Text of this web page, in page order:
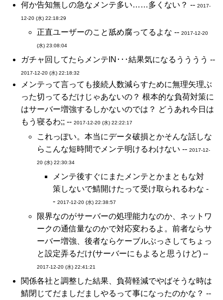
何か告知無しの急なメンテ多い……多くない？ -- 2017-
12-20 (水) 22:18:29
正直ユーザーのこと舐め腐ってるよな -- 2017-12-20
(水) 23:08:04
ガチャ回してたらメンテIN･･･結果気になるうううう --
2017-12-20 (水) 22:18:32
メンテって言っても接続人数減らすために無理矢理ぶ
った切ってるだけじゃあないの？ 根本的な負荷対策に
はサーバー増強するしかないのでは？ どうあれ今日は
もう寝るわ;; -- 2017-12-20 (水) 22:22:17
これっぽい。本当にデータ破損とかそんな話しな
らこんな短時間でメンテ明けるわけない -- 2017-12-
20 (水) 22:30:34
メンテ後すぐにまたメンテとかまともな対
策しないで鯖開けたって受け取られるわな -
- 2017-12-20 (水) 22:38:57
限界なのがサーバーの処理能力なのか、ネットワ
ークの通信量なのかで対応変わるよ。前者ならサ
ーバー増強、後者ならケーブルぶっさしてちょっ
と設定弄るだけ(サーバーにもよると思うけど) --
2017-12-20 (水) 22:41:21
関係各社と調整した結果、負荷軽減でやばそうな時は
鯖閉じてだましだましやるって事になったのかな？ --